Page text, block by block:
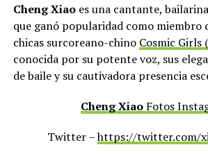
Cheng Xiaoes una cantante,
que ganó popularidad como miembro
chicas surcoreano-chino Cosmic Girls
conocida por su potente voz, sus
de baile y su cautivadora presencia
Cheng Xiao Fotos
Twitter –https://twitter.com/